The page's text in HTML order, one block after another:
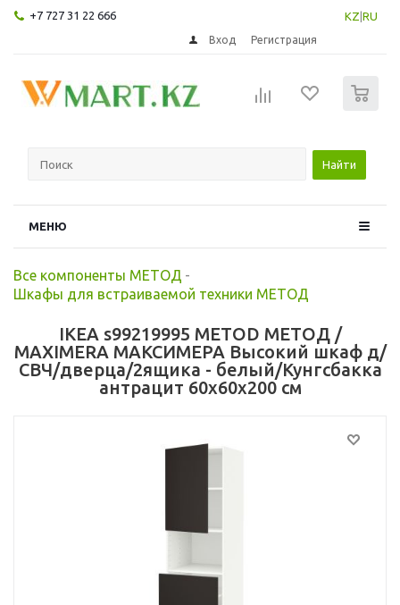
+7 727 31 22 666 KZ RU
Вход Регистрация
Найти
МЕНЮ
Все компоненты МЕТОД -
Шкафы для встраиваемой техники МЕТОД
IKEA s99219995 METOD МЕТОД /
MAXIMERA МАКСИМЕРА Высокий шкаф д/
СВЧ/дверца/2ящика - белый/Кунгсбакка
антрацит 60x60x200 см